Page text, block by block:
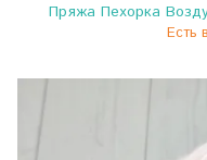
Пряжа Пехорка
Есть